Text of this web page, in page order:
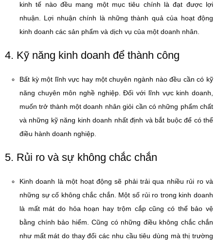
kinh tế nào đều mang một mục tiêu chính là đạt được lợi
nhuận. Lợi nhuận chính là những thành quả của hoạt động
kinh doanh các sản phẩm và dịch vụ của một doanh nhân.
4. Kỹ năng kinh doanh để thành công
Bất kỳ một lĩnh vực hay một chuyên ngành nào đều cần có kỹ
năng chuyên môn nghề nghiệp. Đối với lĩnh vực kinh doanh,
muốn trở thành một doanh nhân giỏi cần có những phẩm chất
và những kỹ năng kinh doanh nhất định và bắt buộc để có thể
điều hành doanh nghiệp.
5. Rủi ro và sự không chắc chắn
Kinh doanh là một hoạt động sẽ phải trải qua nhiều rủi ro và
những sự cố không chắc chắn. Một số rủi ro trong kinh doanh
là mất mát do hỏa hoạn hay trộm cắp cũng có thể bảo vệ
bằng chính bảo hiểm. Cũng có những điều không chắc chắn
như mất mát do thay đổi các nhu cầu tiêu dùng mà thị trường